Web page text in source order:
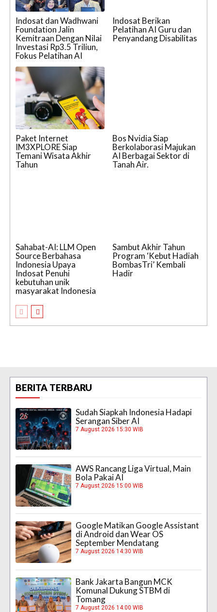
Indosat dan Wadhwani
Foundation Jalin
Kemitraan Dengan Nilai
Investasi Rp3.5 Triliun,
Fokus Pelatihan AI
Indosat Berikan
Pelatihan AI Guru dan
Penyandang Disabilitas
Paket Internet
IM3XPLORE Siap
Temani Wisata Akhir
Tahun
Bos Nvidia Siap
Berkolaborasi Majukan
AI Berbagai Sektor di
Tanah Air.
Sahabat-AI: LLM Open
Source Berbahasa
Indonesia Upaya
Indosat Penuhi
kebutuhan unik
masyarakat Indonesia
Sambut Akhir Tahun
Program ‘Kebut Hadiah
BombasTri’ Kembali
Hadir
BERITA TERBARU
Sudah Siapkah Indonesia Hadapi
Serangan Siber AI
7 August 2026 15:30 WIB
AWS Rancang Liga Virtual, Main
Bola Pakai AI
7 August 2026 15:00 WIB
Google Matikan Google Assistant
di Android dan Wear OS
September Mendatang
7 August 2026 14:30 WIB
Bank Jakarta Bangun MCK
Komunal Dukung STBM di
Tomang
7 August 2026 14:00 WIB